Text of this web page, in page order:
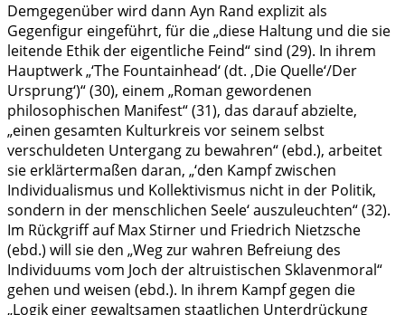
Demgegenüber wird dann Ayn Rand explizit als
Gegenfigur eingeführt, für die „diese Haltung und die sie
leitende Ethik der eigentliche Feind“ sind (29). In ihrem
Hauptwerk „‘The Fountainhead‘ (dt. ‚Die Quelle‘/Der
Ursprung‘)“ (30), einem „Roman gewordenen
philosophischen Manifest“ (31), das darauf abzielte,
„einen gesamten Kulturkreis vor seinem selbst
verschuldeten Untergang zu bewahren“ (ebd.), arbeitet
sie erklärtermaßen daran, „‘den Kampf zwischen
Individualismus und Kollektivismus nicht in der Politik,
sondern in der menschlichen Seele‘ auszuleuchten“ (32).
Im Rückgriff auf Max Stirner und Friedrich Nietzsche
(ebd.) will sie den „Weg zur wahren Befreiung des
Individuums vom Joch der altruistischen Sklavenmoral“
gehen und weisen (ebd.). In ihrem Kampf gegen die
„Logik einer gewaltsamen staatlichen Unterdrückung